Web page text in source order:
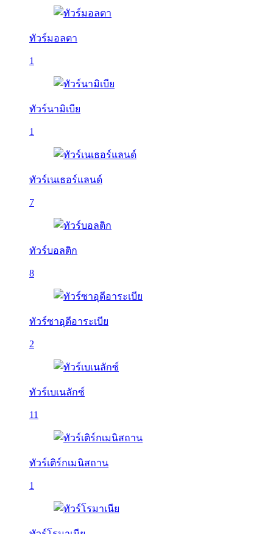
ทัวร์มอลตา
1
ทัวร์นามิเบีย
1
ทัวร์เนเธอร์แลนด์
7
ทัวร์บอลติก
8
ทัวร์ซาอุดีอาระเบีย
2
ทัวร์เบเนลักซ์
11
ทัวร์เติร์กเมนิสถาน
1